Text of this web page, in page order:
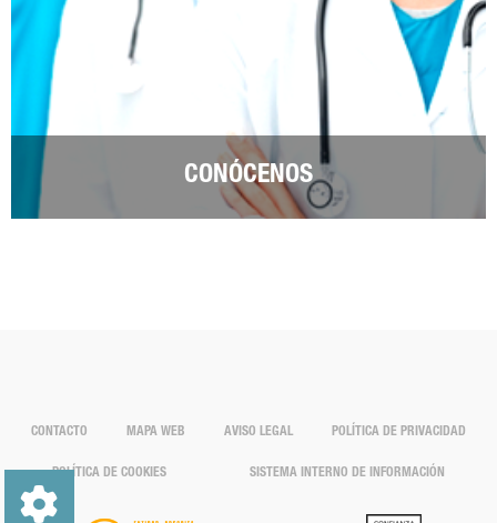
CONÓCENOS
CONTACTO MAPA WEB AVISO LEGAL POLÍTICA DE PRIVACIDAD
POLÍTICA DE COOKIES SISTEMA INTERNO DE INFORMACIÓN